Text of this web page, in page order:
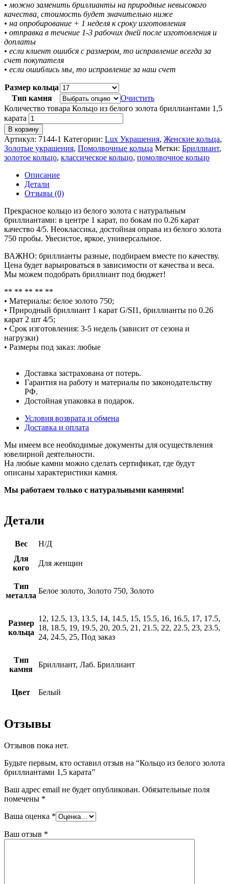
• можно заменить бриллианты на природные невысокого
качества, стоимость будет значительно ниже
• на опробирование + 1 неделя к сроку изготовления
• отправка в течение 1-3 рабочих дней после изготовления и
доплаты
• если клиент ошибся с размером, то исправление всегда за
счет покупателя
• если ошиблись мы, то исправление за наш счет
Размер кольца
Тип камня
Очистить
Количество товара Кольцо из белого золота бриллиантами 1,5
карата
В корзину
Артикул: 7144-1 Категории: Lux Украшения, Женские кольца,
Золотые украшения, Помолвочные кольца Метки: Бриллиант,
золотое кольцо, классическое кольцо, помолвочное кольцо
Описание
Детали
Отзывы (0)
Прекрасное кольцо из белого золота с натуральным
бриллиантами: в центре 1 карат, по бокам по 0.26 карат
качество 4/5. Неоклассика, достойная оправа из белого золота
750 пробы. Увесистое, яркое, универсальное.
ВАЖНО: бриллианты разные, подбираем вместе по качеству.
Цена будет варьироваться в зависимости от качества и веса.
Мы можем подобрать бриллиант под бюджет!
** ** ** ** **
• Материалы: белое золото 750;
• Природный бриллиант 1 карат G/SI1, бриллианты по 0.26
карат 2 шт 4/5;
• Срок изготовления: 3-5 недель (зависит от сезона и
нагрузки)
• Размеры под заказ: любые
Доставка застрахована от потерь.
Гарантия на работу и материалы по законодательству
РФ.
Достойная упаковка в подарок.
Условия возврата и обмена
Доставка и оплата
Мы имеем все необходимые документы для осуществления
ювелирной деятельности.
На любые камни можно сделать сертификат, где будут
описаны характеристики камня.
Мы работаем только с натуральными камнями!
Детали
Вес
Н/Д
Для
кого
Для женщин
Тип
металла
Белое золото, Золото 750, Золото
Размер
кольца
12, 12.5, 13, 13.5, 14, 14.5, 15, 15.5, 16, 16.5, 17, 17.5,
18, 18.5, 19, 19.5, 20, 20.5, 21, 21.5, 22, 22.5, 23, 23.5,
24, 24.5, 25, Под заказ
Тип
камня
Бриллиант, Лаб. Бриллиант
Цвет Белый
Отзывы
Отзывов пока нет.
Будьте первым, кто оставил отзыв на “Кольцо из белого золота
бриллиантами 1,5 карата”
Ваш адрес email не будет опубликован. Обязательные поля
помечены *
Ваша оценка *
Ваш отзыв *